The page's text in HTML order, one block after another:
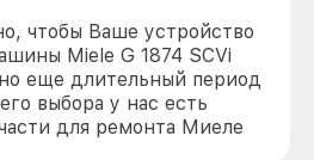
чтобы Ваше устройство
Miele G 1874 SCVi
еще длительный период
выбора у нас есть
для ремонта Миеле